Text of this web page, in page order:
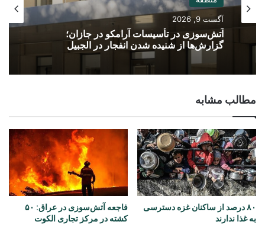
آگست 9, 2026
آتش‌سوزی در تأسیسات آرامکو در جازان؛
گزارش‌ها از شنیده شدن انفجار در الجبیل
مطالب مشابه
۸۰ درصد از ساکنان غزه دسترسی
به غذا ندارند
فاجعه آتش‌سوزی در عراق: ۵۰
کشته در مرکز تجاری الکوت